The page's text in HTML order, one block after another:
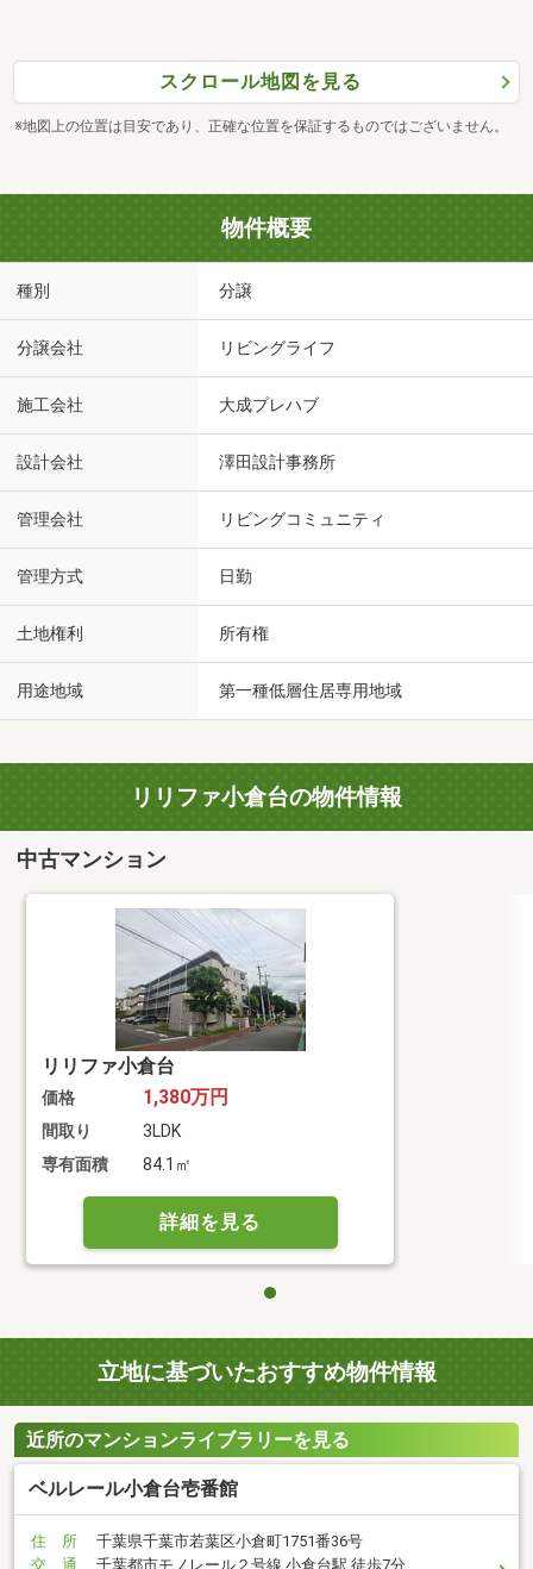
スクロール地図を見る
※地図上の位置は目安であり、正確な位置を保証するものではございません。
物件概要
種別 分譲
分譲会社 リビングライフ
施工会社 大成プレハブ
設計会社 澤田設計事務所
管理会社 リビングコミュニティ
管理方式 日勤
土地権利 所有権
用途地域 第一種低層住居専用地域
リリファ小倉台の物件情報
中古マンション
リリファ小倉台
価格 1,380万円
間取り
3LDK
専有面積
84.1㎡
詳細を見る
立地に基づいたおすすめ物件情報
近所のマンションライブラリーを見る
ベルレール小倉台壱番館
住 所
千葉県千葉市若葉区小倉町1751番36号
交 通
千葉都市モノレール２号線 小倉台駅 徒歩7分